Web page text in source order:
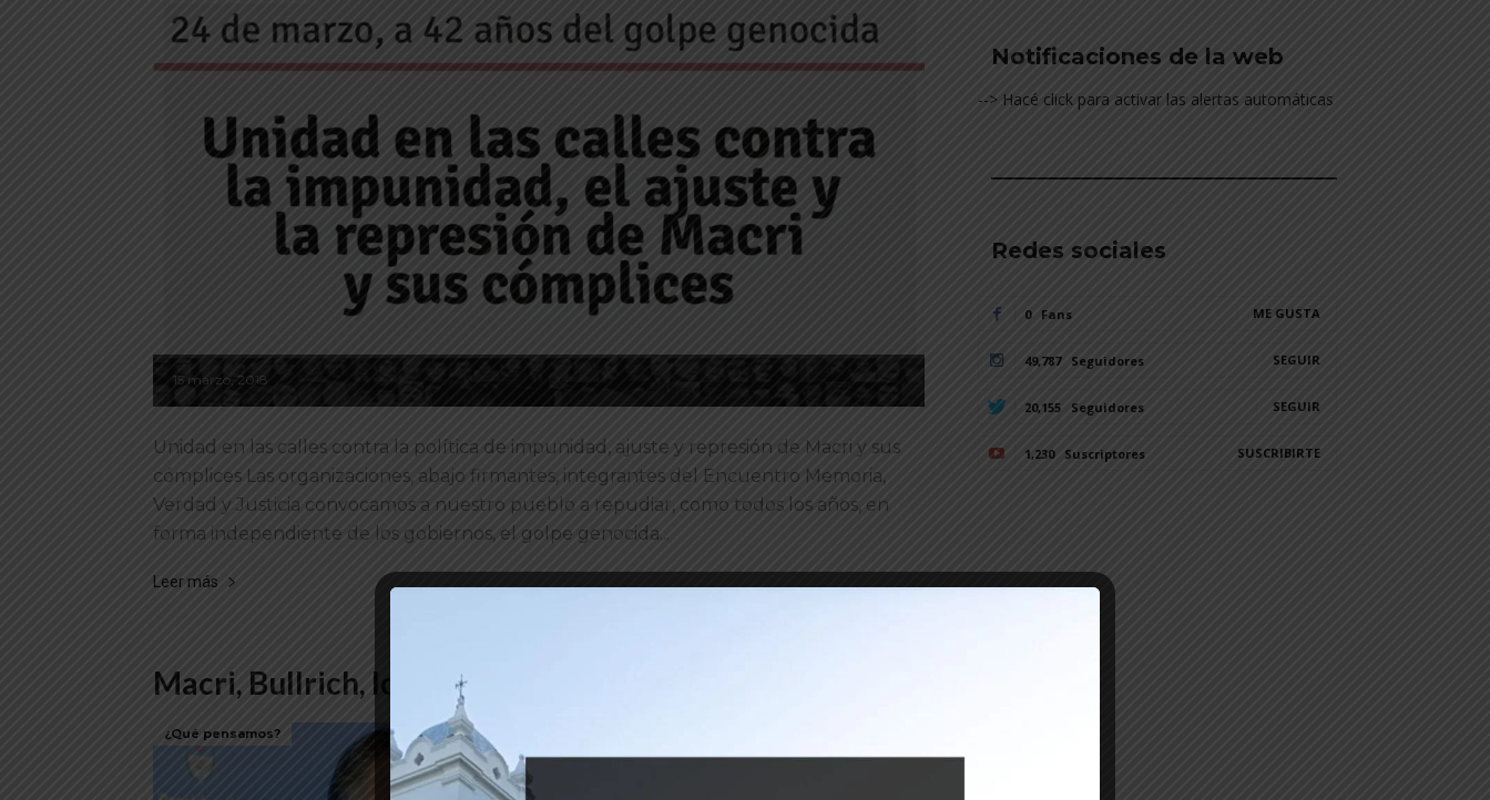
15 marzo, 2018
Unidad en las calles contra la política de impunidad, ajuste y represión de Macri y sus
cómplices Las organizaciones, abajo firmantes, integrantes del Encuentro Memoria,
Verdad y Justicia convocamos a nuestro pueblo a repudiar, como todos los años, en
forma independiente de los gobiernos, el golpe genocida...
Leer más
Macri, Bullrich, los jueces y el gatillo fácil
¿Qué pensamos?
Notificaciones de la web
--> Hacé click para activar las alertas automáticas
Redes sociales
0 Fans ME GUSTA
49,787 Seguidores SEGUIR
20,155 Seguidores SEGUIR
1,230 Suscriptores SUSCRIBIRTE